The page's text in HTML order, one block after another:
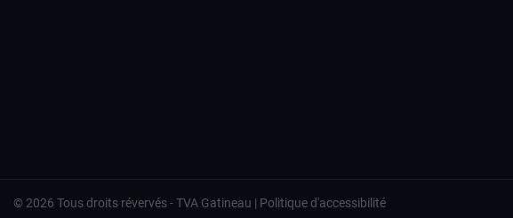
© 2026 Tous droits révervés -TVA Gatineau | Politique d'accessibilité